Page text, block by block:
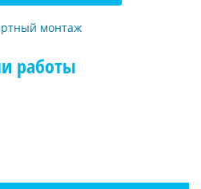
монтаж
работы